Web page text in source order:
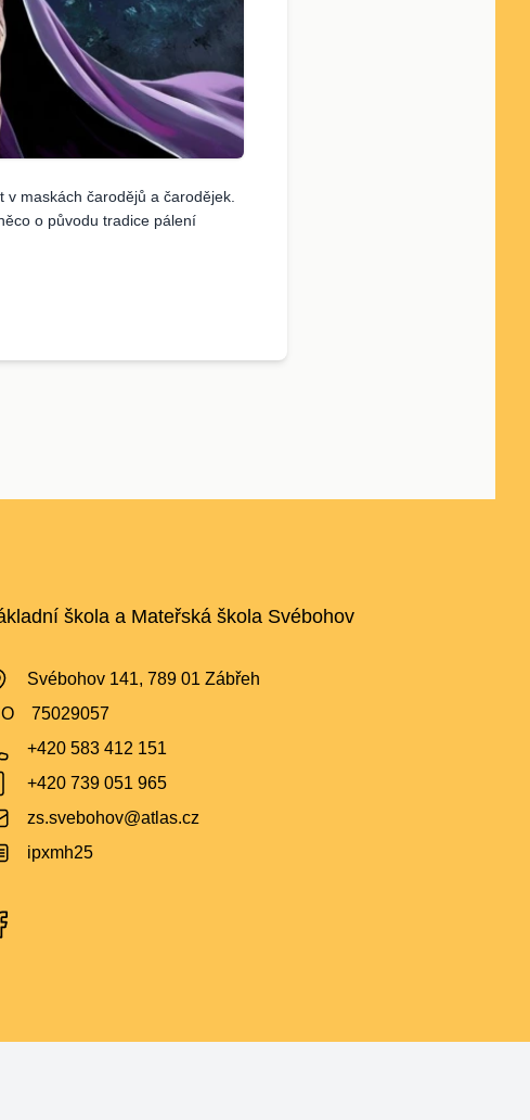
maskách čarodějů a čarodějek.
o původu tradice pálení
škola a Mateřská škola Svébohov
Svébohov 141, 789 01 Zábřeh
75029057
+420 583 412 151
+420 739 051 965
zs.svebohov@atlas.cz
ipxmh25